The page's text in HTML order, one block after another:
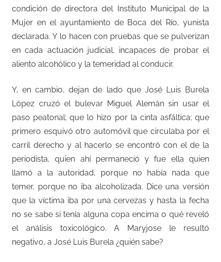
condición de directora del Instituto Municipal de la
Mujer en el ayuntamiento de Boca del Río, yunista
declarada. Y lo hacen con pruebas que se pulverizan
en cada actuación judicial, incapaces de probar el
aliento alcohólico y la temeridad al conducir.
Y, en cambio, dejan de lado que José Luis Burela
López cruzó el bulevar Miguel Alemán sin usar el
paso peatonal; que lo hizo por la cinta asfáltica; que
primero esquivó otro automóvil que circulaba por el
carril derecho y al hacerlo se encontró con el de la
periodista, quien ahí permaneció y fue ella quien
llamó a la autoridad, porque no había nada que
temer, porque no iba alcoholizada. Dice una versión
que la víctima iba por una cervezas y hasta la fecha
no se sabe si tenía alguna copa encima o qué reveló
el análisis toxicológico. A Maryjose le resultó
negativo, a José Luis Burela ¿quién sabe?